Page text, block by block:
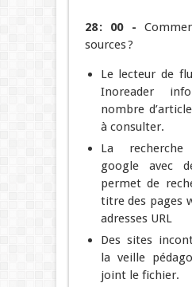
28 : 00 -
sources ?
Le lecteur de
Inoreader
nombre
à consulter.
La
googleavec
permet de
titre des pages
adresses URL
Des sites
la veille
joint le fichier.